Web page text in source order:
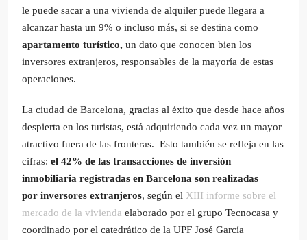
le puede sacar a una vivienda de alquiler puede llegara a
alcanzar hasta un 9% o incluso más, si se destina como
apartamento turístico, un dato que conocen bien los
inversores extranjeros, responsables de la mayoría de estas
operaciones.
La ciudad de Barcelona, gracias al éxito que desde hace años
despierta en los turistas, está adquiriendo cada vez un mayor
atractivo fuera de las fronteras. Esto también se refleja en las
cifras: el 42% de las transacciones de inversión
inmobiliaria registradas en Barcelona son realizadas
por inversores extranjeros, según el XIII informe sobre el
mercado de la vivienda elaborado por el grupo Tecnocasa y
coordinado por el catedrático de la UPF José García